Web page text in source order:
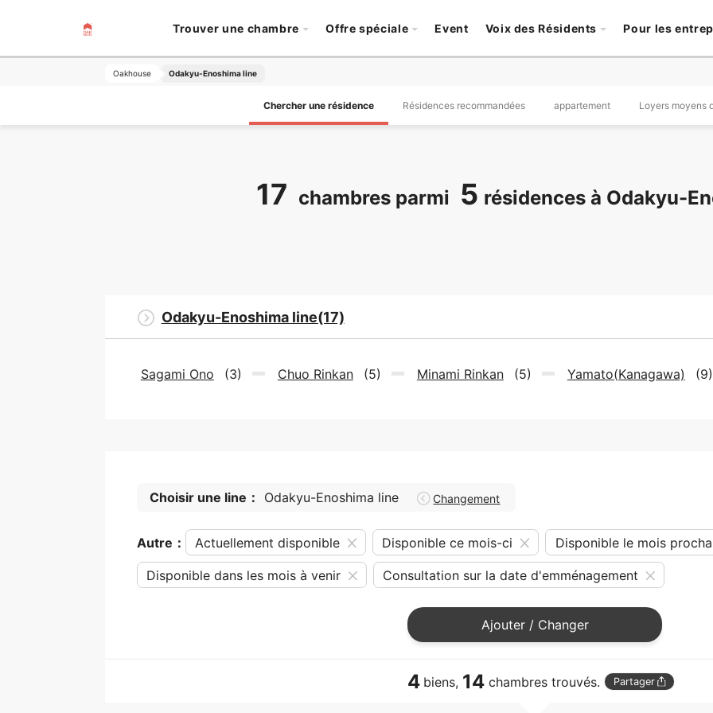
Trouver une chambre Offre spéciale Event Voix des Résidents Pour les
Oakhouse Odakyu-Enoshima line
Chercher une résidence Résidences recommandées appartement Loyers moyens
17 chambres parmi 5 résidences à Odakyu-
Odakyu-Enoshima line(17)
Sagami Ono (3) Chuo Rinkan (5) Minami Rinkan (5) Yamato(Kanagawa) (9)
Choisir une line： Odakyu-Enoshima line Changement
Autre： Actuellement disponible Disponible ce mois-ci Disponible le mois
Disponible dans les mois à venir Consultation sur la date d'emménagement
Ajouter / Changer
4 biens, 14 chambres trouvés. Partager